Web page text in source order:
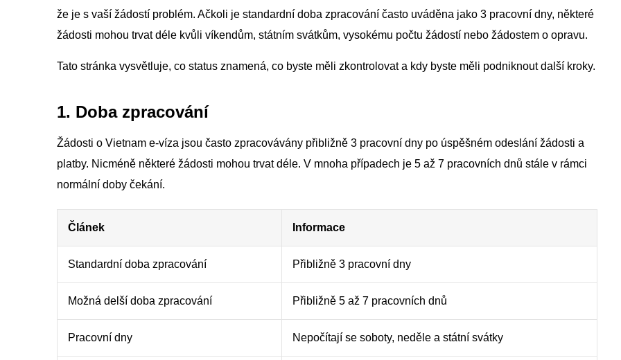
že je s vaší žádostí problém. Ačkoli je standardní doba zpracování často uváděna jako 3 pracovní dny, některé
žádosti mohou trvat déle kvůli víkendům, státním svátkům, vysokému počtu žádostí nebo žádostem o opravu.
Tato stránka vysvětluje, co status znamená, co byste měli zkontrolovat a kdy byste měli podniknout další kroky.
1. Doba zpracování
Žádosti o Vietnam e-víza jsou často zpracovávány přibližně 3 pracovní dny po úspěšném odeslání žádosti a
platby. Nicméně některé žádosti mohou trvat déle. V mnoha případech je 5 až 7 pracovních dnů stále v rámci
normální doby čekání.
Článek Informace
Standardní doba zpracování Přibližně 3 pracovní dny
Možná delší doba zpracování Přibližně 5 až 7 pracovních dnů
Pracovní dny Nepočítají se soboty, neděle a státní svátky